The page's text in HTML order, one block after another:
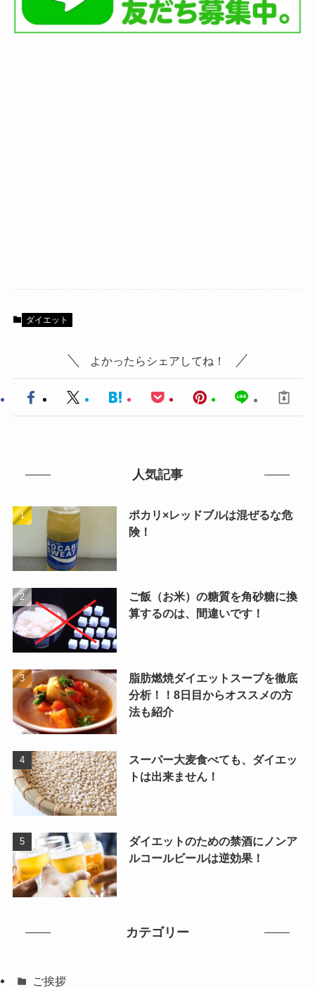
ダイエット
よかったらシェアしてね！
人気記事
ポカリ×レッドブルは混ぜるな危
険！
ご飯（お米）の糖質を角砂糖に換
算するのは、間違いです！
脂肪燃焼ダイエットスープを徹底
分析！！8日目からオススメの方
法も紹介
スーパー大麦食べても、ダイエッ
トは出来ません！
ダイエットのための禁酒にノンア
ルコールビールは逆効果！
カテゴリー
ご挨拶